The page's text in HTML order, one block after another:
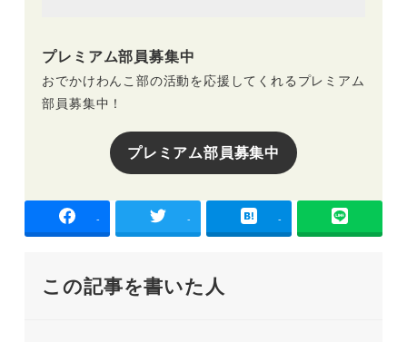
プレミアム部員募集中
おでかけわんこ部の活動を応援してくれるプレミアム
部員募集中！
プレミアム部員募集中
- - -
この記事を書いた人